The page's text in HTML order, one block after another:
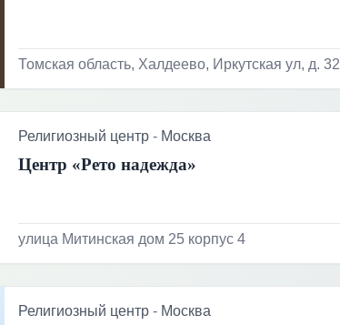
Томская область, Халдеево, Иркутская ул, д. 32
Религиозный центр - Москва
Центр «Рето надежда»
улица Митинская дом 25 корпус 4
Религиозный центр - Москва